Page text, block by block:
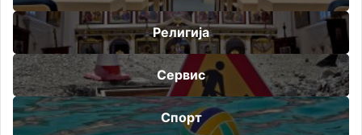
Религија
Сервис
Спорт